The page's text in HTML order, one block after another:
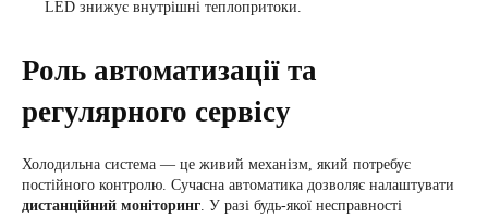
LED знижує внутрішні теплопритоки.
Роль автоматизації та
регулярного сервісу
Холодильна система — це живий механізм, який потребує
постійного контролю. Сучасна автоматика дозволяє налаштувати
дистанційний моніторинг. У разі будь-якої несправності